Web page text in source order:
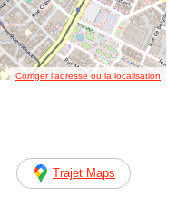
Corriger l’adresse ou la localisation
Trajet Maps